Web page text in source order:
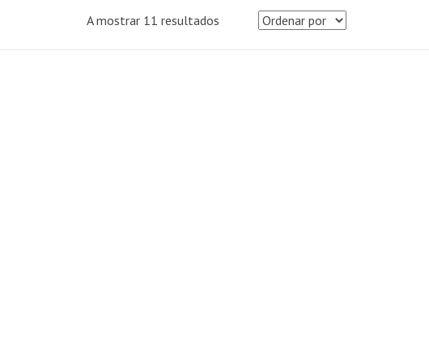
A mostrar 11 resultados